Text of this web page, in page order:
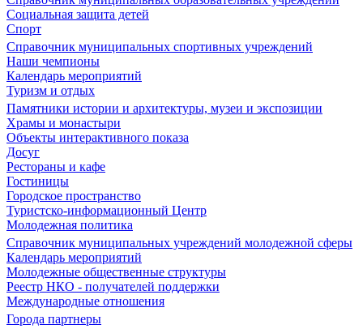
Социальная защита детей
Спорт
Справочник муниципальных спортивных учреждений
Наши чемпионы
Календарь мероприятий
Туризм и отдых
Памятники истории и архитектуры, музеи и экспозиции
Храмы и монастыри
Объекты интерактивного показа
Досуг
Рестораны и кафе
Гостиницы
Городское пространство
Туристско-информационный Центр
Молодежная политика
Справочник муниципальных учреждений молодежной сферы
Календарь мероприятий
Молодежные общественные структуры
Реестр НКО - получателей поддержки
Международные отношения
Города партнеры